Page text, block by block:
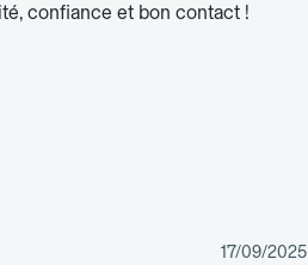
confiance et bon contact !
17/09/2025